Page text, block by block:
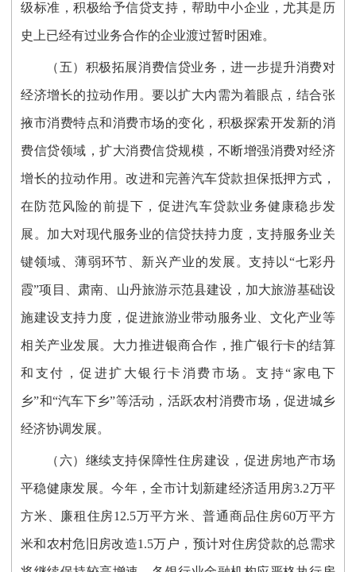
级标准，积极给予信贷支持，帮助中小企业，尤其是历
史上已经有过业务合作的企业渡过暂时困难。
（五）积极拓展消费信贷业务，进一步提升消费对
经济增长的拉动作用。要以扩大内需为着眼点，结合张
掖市消费特点和消费市场的变化，积极探索开发新的消
费信贷领域，扩大消费信贷规模，不断增强消费对经济
增长的拉动作用。改进和完善汽车贷款担保抵押方式，
在防范风险的前提下，促进汽车贷款业务健康稳步发
展。加大对现代服务业的信贷扶持力度，支持服务业关
键领域、薄弱环节、新兴产业的发展。支持以“七彩丹
霞”项目、肃南、山丹旅游示范县建设，加大旅游基础设
施建设支持力度，促进旅游业带动服务业、文化产业等
相关产业发展。大力推进银商合作，推广银行卡的结算
和支付，促进扩大银行卡消费市场。支持“家电下
乡”和“汽车下乡”等活动，活跃农村消费市场，促进城乡
经济协调发展。
（六）继续支持保障性住房建设，促进房地产市场
平稳健康发展。今年，全市计划新建经济适用房3.2万平
方米、廉租住房12.5万平方米、普通商品住房60万平方
米和农村危旧房改造1.5万户，预计对住房贷款的总需求